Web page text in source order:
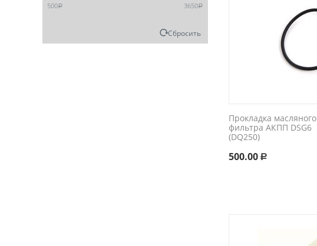
500Р 3650Р
Сбросить
Прокладка масляного
фильтра АКПП DSG6
(DQ250)
500.00 Р